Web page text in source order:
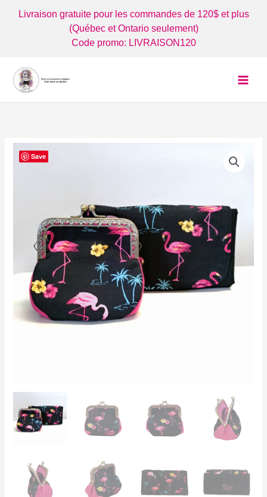
Livraison gratuite pour les commandes de 120$ et plus
(Québec et Ontario seulement)
Code promo: LIVRAISON120
Save